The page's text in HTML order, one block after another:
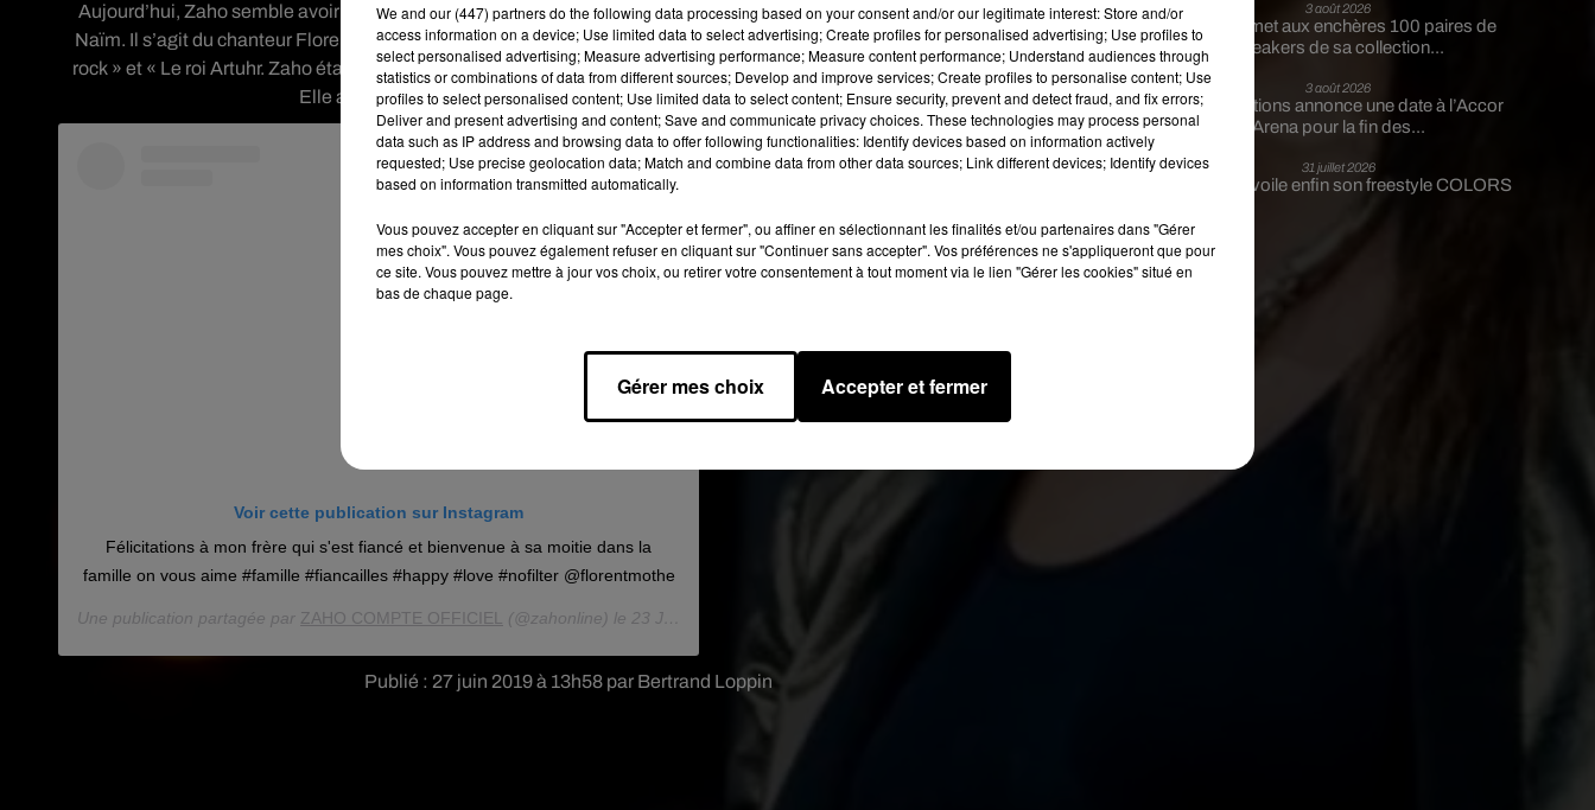
Publié : 27 juin 2019 à 13h58 par Bertrand Loppin
Aujourd’hui, Zaho semble avoir changé d’avis. Sur sa page Instagram elle révèle l’identité de son compagnon, père de
Naïm. Il s’agit du chanteur Florent Mothe. Ce dernbier a notamment parficipé aux comédies musicales « Mozart l’opéra
rock » et « Le roi Artuhr. Zaho était également à l’affiche de ce spectacle.Zaho a posté une photo sur sa page Instagram.
Elle apparaît aux côtés de Florent qui tient leur fils dans ses bras.
Voir cette publication sur Instagram
Félicitations à mon frère qui s'est fiancé et bienvenue à sa moitie dans la
famille on vous aime #famille #fiancailles #happy #love #nofilter @florentmothe
Une publication partagée par ZAHO COMPTE OFFICIEL (@zahonline) le 23 Juin 2019 à 6 :54 PDT
3 août 2026
Eminem met aux enchères 100 paires de
sneakers de sa collection...
3 août 2026
Lena Situations annonce une date à l’Accor
Arena pour la fin des...
31 juillet 2026
Guizmo dévoile enfin son freestyle COLORS
We and our (447) partnersdo the following data processing based on your consent and/or our legitimate interest: Store and/or
access information on a device; Use limited data to select advertising; Create profiles for personalised advertising; Use profiles to
select personalised advertising; Measure advertising performance; Measure content performance; Understand audiences through
statistics or combinations of data from different sources; Develop and improve services; Create profiles to personalise content; Use
profiles to select personalised content; Use limited data to select content; Ensure security, prevent and detect fraud, and fix errors;
Deliver and present advertising and content; Save and communicate privacy choices. These technologies may process personal
data such as IP address and browsing data to offer following functionalities: Identify devices based on information actively
requested; Use precise geolocation data; Match and combine data from other data sources; Link different devices; Identify devices
based on information transmitted automatically.
Vous pouvez accepter en cliquant sur "Accepter et fermer", ou affiner en sélectionnant les finalités et/ou partenaires dans "Gérer
mes choix". Vous pouvez également refuser en cliquant sur "Continuer sans accepter". Vos préférences ne s'appliqueront que pour
ce site. Vous pouvez mettre à jour vos choix, ou retirer votre consentement à tout moment via le lien "Gérer les cookies" situé en
bas de chaque page.
Gérer mes choix Accepter et fermer